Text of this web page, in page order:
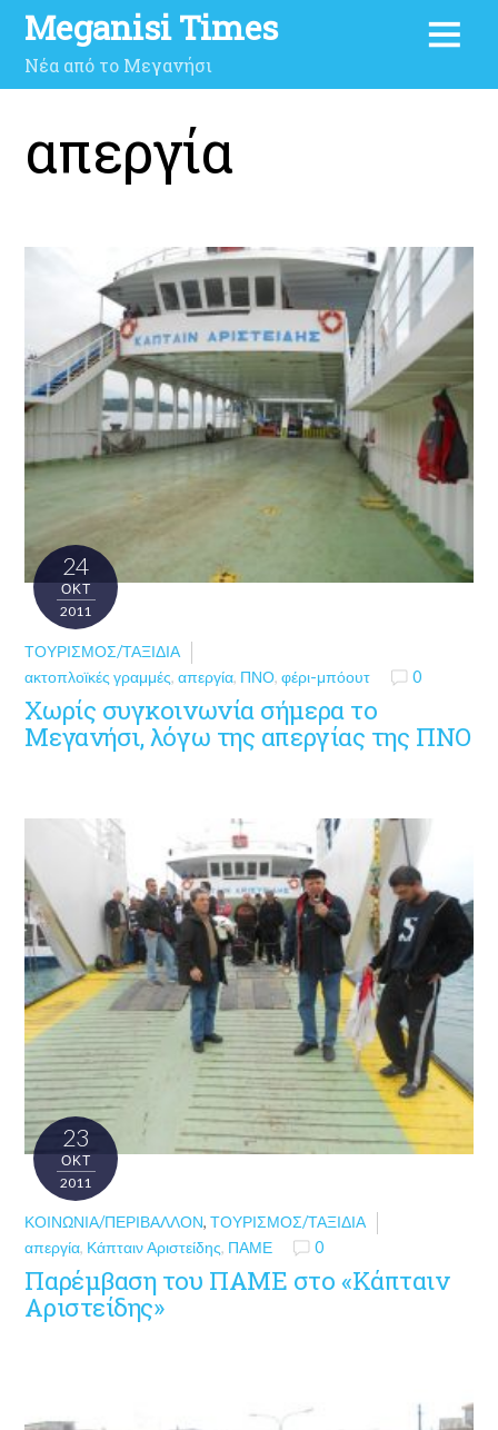
Meganisi Times
Νέα από το Μεγανήσι
απεργία
24
ΟΚΤ
2011
ΤΟΥΡΙΣΜΌΣ/ΤΑΞΊΔΙΑ
ακτοπλοϊκές γραμμές,απεργία, ΠΝΟ,φέρι-μπόουτ 0
Χωρίς συγκοινωνία σήμερα το
Μεγανήσι, λόγω της απεργίας της ΠΝΟ
23
ΟΚΤ
2011
ΚΟΙΝΩΝΊΑ/ΠΕΡΙΒΆΛΛΟΝ,ΤΟΥΡΙΣΜΌΣ/ΤΑΞΊΔΙΑ
απεργία, Κάπταιν Αριστείδης, ΠΑΜΕ 0
Παρέμβαση του ΠΑΜΕ στο «Κάπταιν
Αριστείδης»